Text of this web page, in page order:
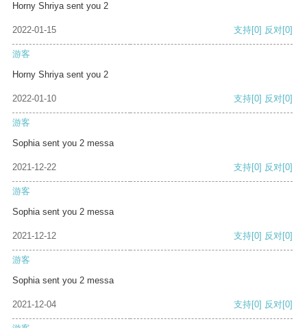
Horny Shriya sent you 2
2022-01-15 支持[0] 反对[0]
游客
Horny Shriya sent you 2
2022-01-10 支持[0] 反对[0]
游客
Sophia sent you 2 messa
2021-12-22 支持[0] 反对[0]
游客
Sophia sent you 2 messa
2021-12-12 支持[0] 反对[0]
游客
Sophia sent you 2 messa
2021-12-04 支持[0] 反对[0]